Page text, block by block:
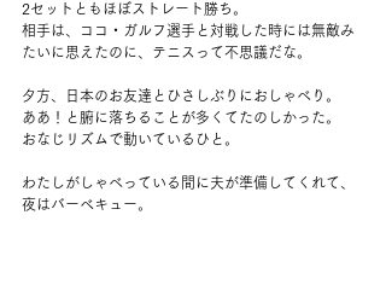
2セットともほぼストレート勝ち。
相手は、ココ・ガルフ選手と対戦した時には無敵み
たいに思えたのに、テニスって不思議だな。
夕方、日本のお友達とひさしぶりにおしゃべり。
ああ！と腑に落ちることが多くてたのしかった。
おなじリズムで動いているひと。
わたしがしゃべっている間に夫が準備してくれて、
夜はバーベキュー。